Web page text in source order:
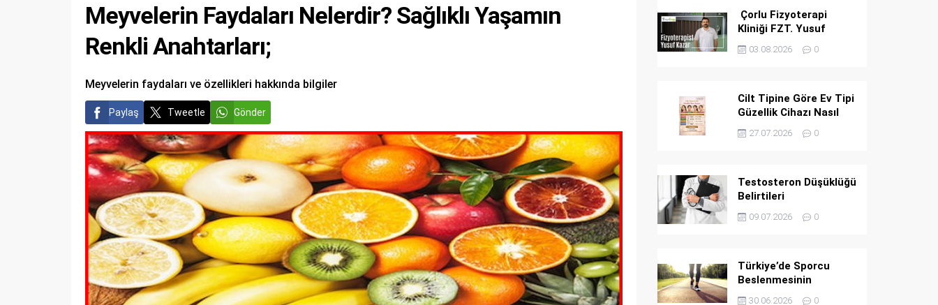
Meyvelerin Faydaları Nelerdir? Sağlıklı Yaşamın
Renkli Anahtarları;
Meyvelerin faydaları ve özellikleri hakkında bilgiler
Paylaş Tweetle Gönder
Çorlu Fizyoterapi
Kliniği FZT. Yusuf
KAZAR
03.08.2026 0
Cilt Tipine Göre Ev Tipi
Güzellik Cihazı Nasıl
Seçilir? Kuru, Yağlı,
Karma ve Hassas
27.07.2026 0
Testosteron Düşüklüğü
Belirtileri
09.07.2026 0
Türkiye’de Sporcu
Beslenmesinin
Yükselen Yıldızı Torq
30.06.2026 0